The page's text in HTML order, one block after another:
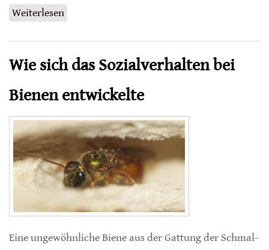
Weiterlesen
Wie sich das Sozialverhalten bei
Bienen entwickelte
Eine ungewöhnliche Biene aus der Gattung der Schmal-